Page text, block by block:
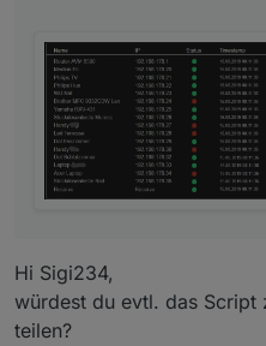
Hi Sigi234,
würdest du evtl. das Script
teilen?